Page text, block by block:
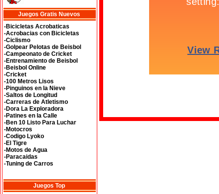
Juegos Gratis Nuevos
-Bicicletas Acrobaticas
-Acrobacias con Bicicletas
-Ciclismo
-Golpear Pelotas de Beisbol
-Campeonato de Cricket
-Entrenamiento de Beisbol
-Beisbol Online
-Cricket
-100 Metros Lisos
-Pinguinos en la Nieve
-Saltos de Longitud
-Carreras de Atletismo
-Dora La Exploradora
-Patines en la Calle
-Ben 10 Listo Para Luchar
-Motocros
-Codigo Lyoko
-El Tigre
-Motos de Agua
-Paracaidas
-Tuning de Carros
Juegos Top